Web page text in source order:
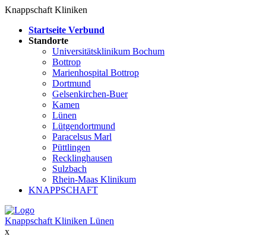
Knappschaft Kliniken
Startseite Verbund
Standorte
Universitätsklinikum Bochum
Bottrop
Marienhospital Bottrop
Dortmund
Gelsenkirchen-Buer
Kamen
Lünen
Lütgendortmund
Paracelsus Marl
Püttlingen
Recklinghausen
Sulzbach
Rhein-Maas Klinikum
KNAPPSCHAFT
Knappschaft Kliniken Lünen
x